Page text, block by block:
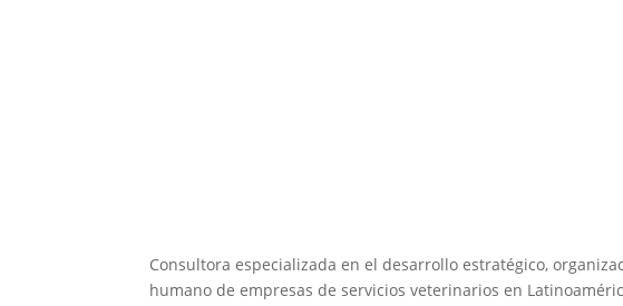
Consultora especializada en el desarrollo estratégico,
humano de empresas de servicios veterinarios en